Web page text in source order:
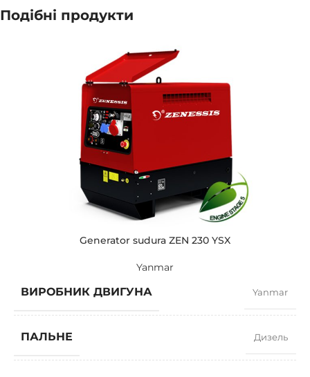
Подібні продукти
Generator sudura ZEN 230 YSX
Yanmar
ВИРОБНИК ДВИГУНА Yanmar
ПАЛЬНЕ Дизель